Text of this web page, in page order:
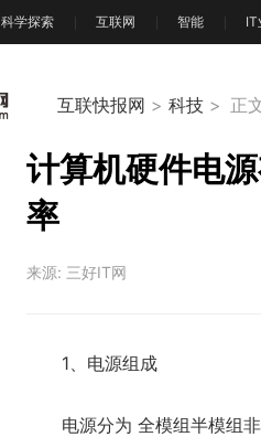
科学探索 互联网 智能 IT
互联快报网 > 科技> 正
计算机硬件电
率
来源: 三好IT网
1、电源组成
电源分为 全模组半模组